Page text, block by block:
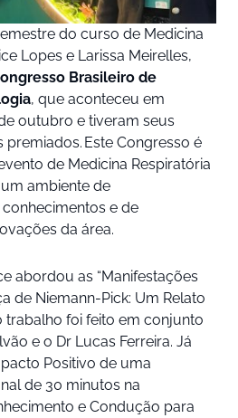
do curso de Medicina
Lopes e Larissa Meirelles,
Brasileiro de
, que aconteceu em
outubro e tiveram seus
Este Congresso é
de Medicina Respiratória
ambiente de
e de
da área.
abordou as “Manifestações
de Niemann-Pick: Um Relato
trabalho foi feito em conjunto
e o Dr Lucas Ferreira. Já
Positivo de uma
de 30 minutos na
e Condução para